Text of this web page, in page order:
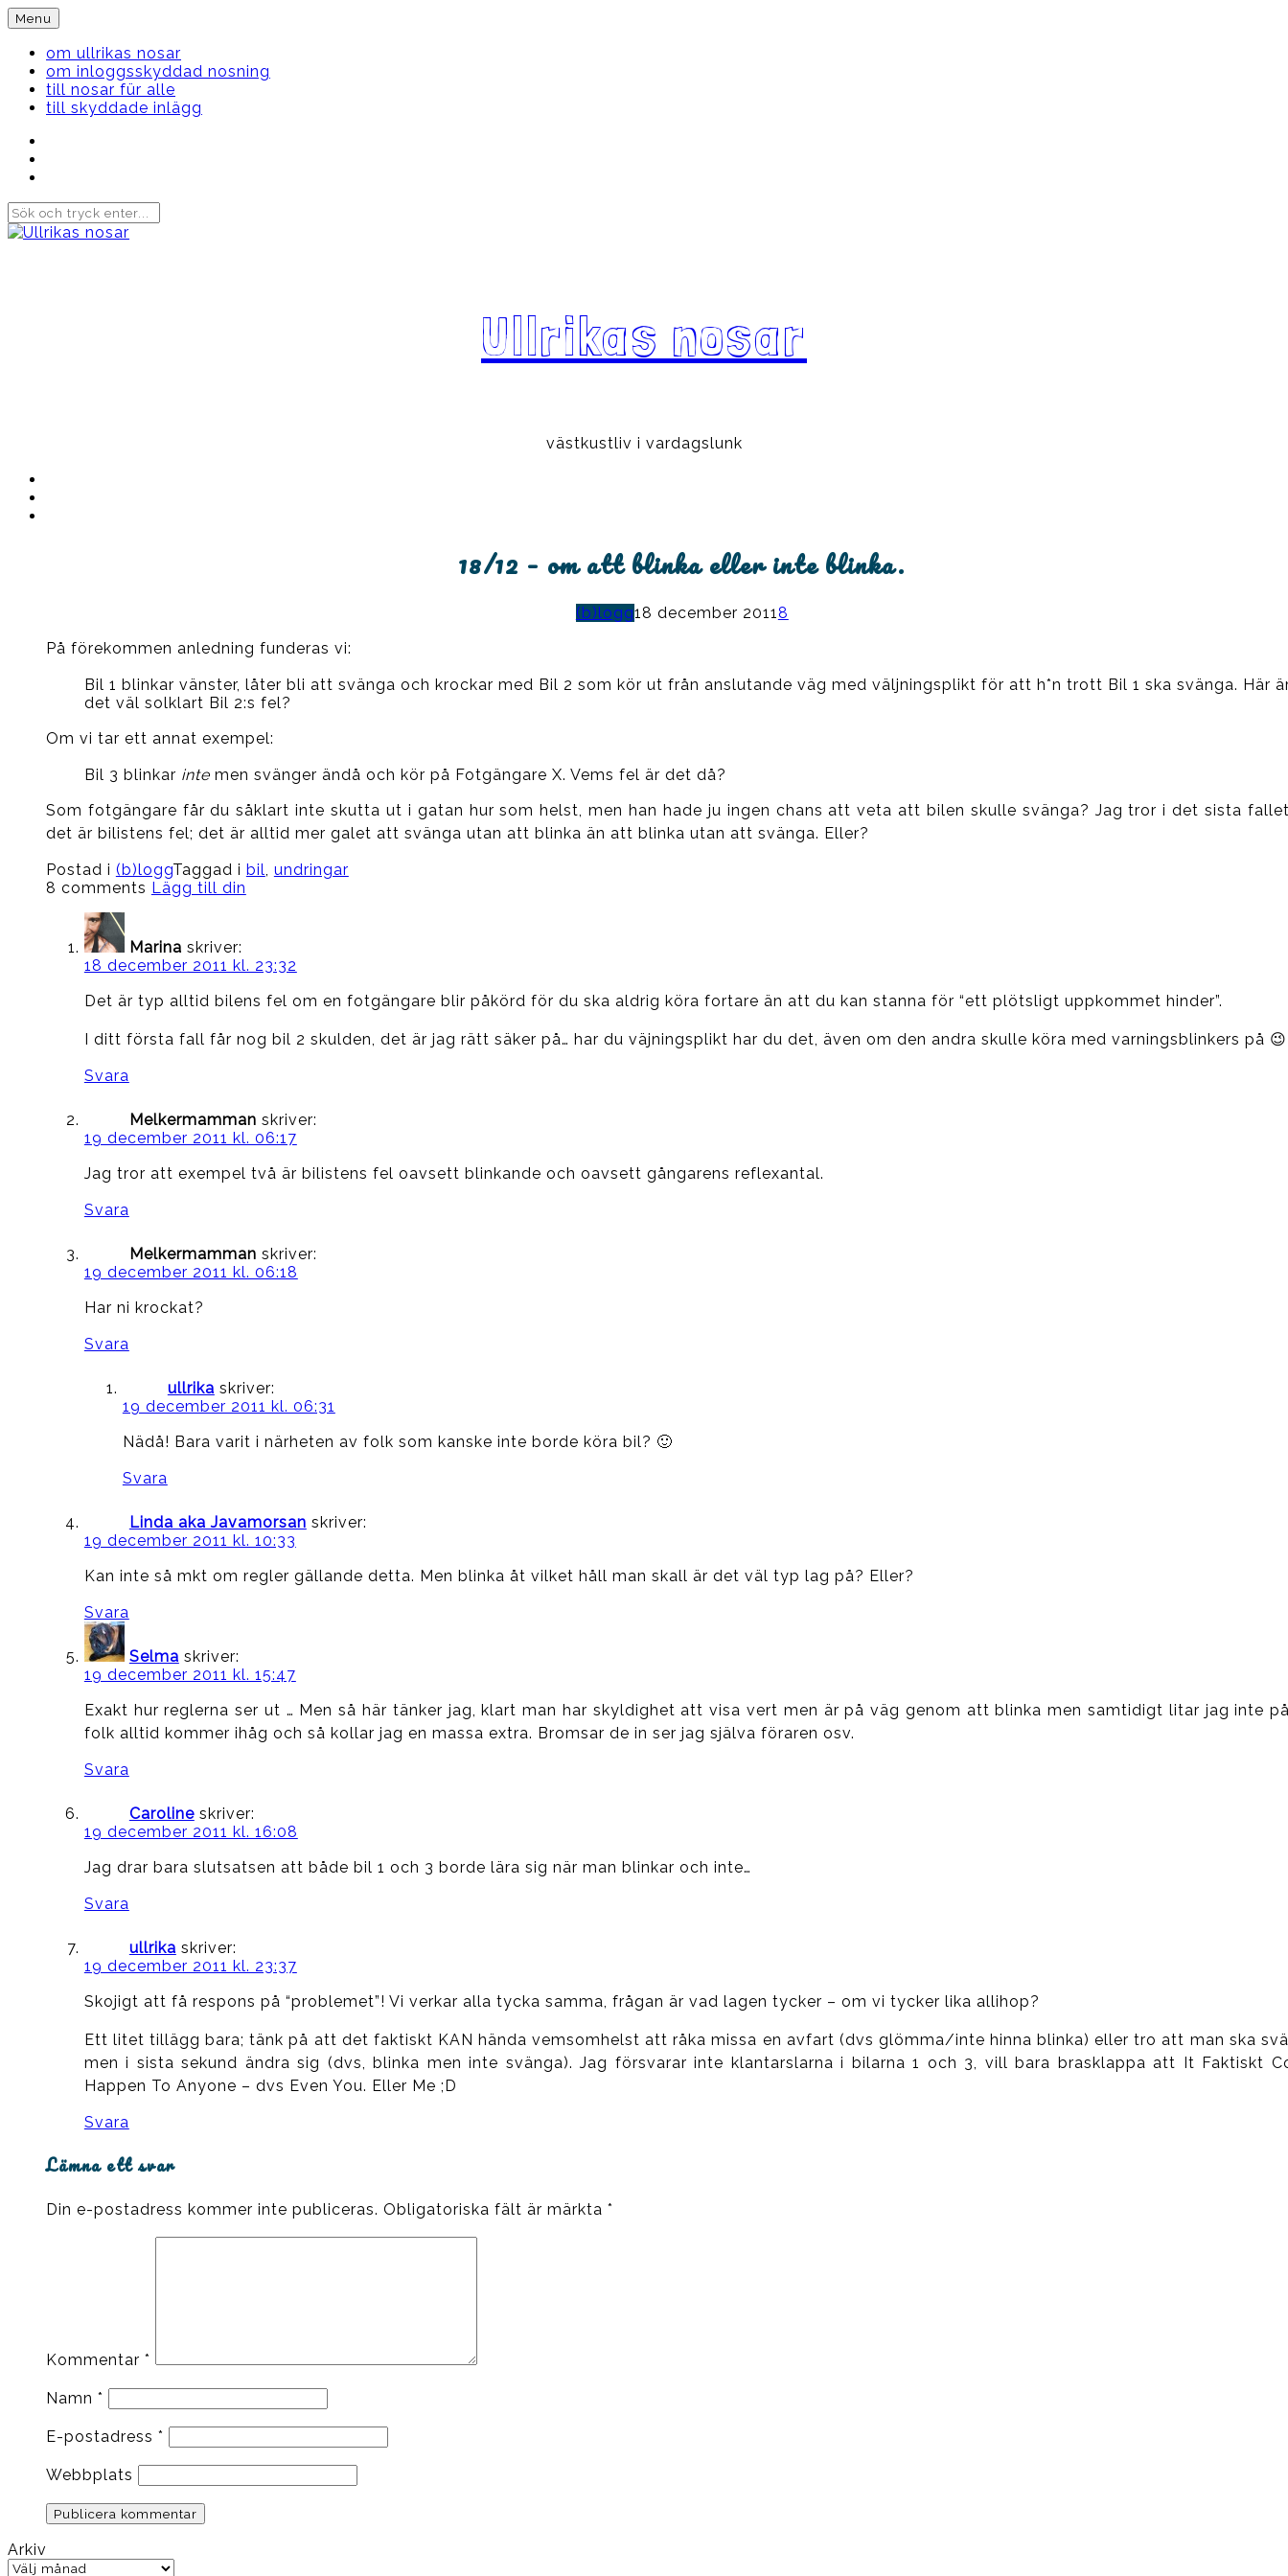
Skip
to
content
Menu
om ullrikas nosar
om inloggsskyddad nosning
till nosar für alle
till skyddade inlägg
Ullrikas nosar
västkustliv i vardagslunk
18/12 – om att blinka eller inte blinka.
(b)logg18 december 20118
På förekommen anledning funderas vi:
Bil 1 blinkar vänster, låter bli att svänga och krockar med Bil 2 som kör ut från anslutande väg med väljningsplikt för att h*n trott Bil 1 ska svänga. Här
det väl solklart Bil 2:s fel?
Om vi tar ett annat exempel:
Bil 3 blinkar intemen svänger ändå och kör på Fotgängare X. Vems fel är det då?
Som fotgängare får du såklart inte skutta ut i gatan hur som helst, men han hade ju ingen chans att veta att bilen skulle svänga? Jag tror i det sista
det är bilistens fel; det är alltid mer galet att svänga utan att blinka än att blinka utan att svänga. Eller?
Postad i (b)loggTaggad i bil, undringar
8 comments Lägg till din
Marina skriver:
18 december 2011 kl. 23:32
Det är typ alltid bilens fel om en fotgängare blir påkörd för du ska aldrig köra fortare än att du kan stanna för “ett plötsligt uppkommet hinder”.
I ditt första fall får nog bil 2 skulden, det är jag rätt säker på… har du väjningsplikt har du det, även om den andra skulle köra med varningsblinkers på 😉
Svara
Melkermamman skriver:
19 december 2011 kl. 06:17
Jag tror att exempel två är bilistens fel oavsett blinkande och oavsett gångarens reflexantal.
Svara
Melkermamman skriver:
19 december 2011 kl. 06:18
Har ni krockat?
Svara
ullrika skriver:
19 december 2011 kl. 06:31
Nädå! Bara varit i närheten av folk som kanske inte borde köra bil? 🙂
Svara
Linda aka Javamorsan skriver:
19 december 2011 kl. 10:33
Kan inte så mkt om regler gällande detta. Men blinka åt vilket håll man skall är det väl typ lag på? Eller?
Svara
Selma skriver:
19 december 2011 kl. 15:47
Exakt hur reglerna ser ut … Men så här tänker jag, klart man har skyldighet att visa vert men är på väg genom att blinka men samtidigt litar jag inte
folk alltid kommer ihåg och så kollar jag en massa extra. Bromsar de in ser jag själva föraren osv.
Svara
Caroline skriver:
19 december 2011 kl. 16:08
Jag drar bara slutsatsen att både bil 1 och 3 borde lära sig när man blinkar och inte…
Svara
ullrika skriver:
19 december 2011 kl. 23:37
Skojigt att få respons på “problemet”! Vi verkar alla tycka samma, frågan är vad lagen tycker – om vi tycker lika allihop?
Ett litet tillägg bara; tänk på att det faktiskt KAN hända vemsomhelst att råka missa en avfart (dvs glömma/inte hinna blinka) eller tro att man ska
men i sista sekund ändra sig (dvs, blinka men inte svänga). Jag försvarar inte klantarslarna i bilarna 1 och 3, vill bara brasklappa att It Faktiskt
Happen To Anyone – dvs Even You. Eller Me ;D
Svara
Lämna ett svar
Din e-postadress kommer inte publiceras. Obligatoriska fält är märkta *
Kommentar *
Namn *
E-postadress *
Webbplats
Arkiv
Arkiv